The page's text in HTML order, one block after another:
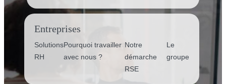
Entreprises
Solutions
RH
Pourquoi travailler
avec nous ?
Notre
démarche
RSE
Le
groupe